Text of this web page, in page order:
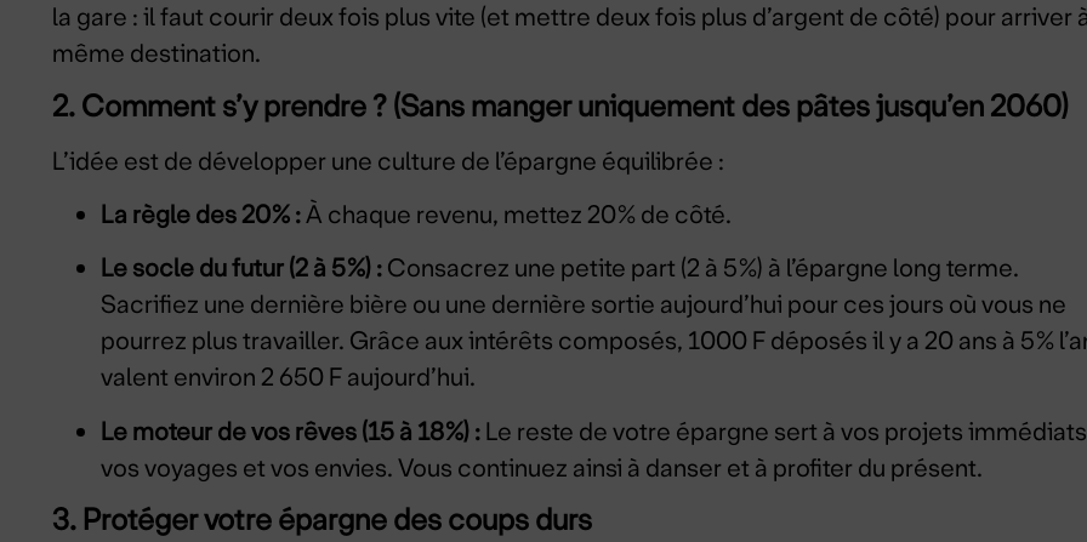
la gare : il faut courir deux fois plus vite (et mettre deux fois plus d’argent de côté) pour arriver
même destination.
2. Comment s’y prendre ? (Sans manger uniquement des pâtes jusqu’en 2060)
L’idée est de développer une culture de l’épargne équilibrée :
La règle des 20% :À chaque revenu, mettez 20% de côté.
Le socle du futur (2 à 5%) :Consacrez une petite part (2 à 5%) à l’épargne long terme.
Sacrifiez une dernière bière ou une dernière sortie aujourd’hui pour ces jours où vous ne
pourrez plus travailler. Grâce aux intérêts composés, 1000 F déposés il y a 20 ans à 5%
valent environ 2 650 F aujourd’hui.
Le moteur de vos rêves (15 à 18%) :Le reste de votre épargne sert à vos projets
vos voyages et vos envies. Vous continuez ainsi à danser et à profiter du présent.
3. Protéger votre épargne des coups durs